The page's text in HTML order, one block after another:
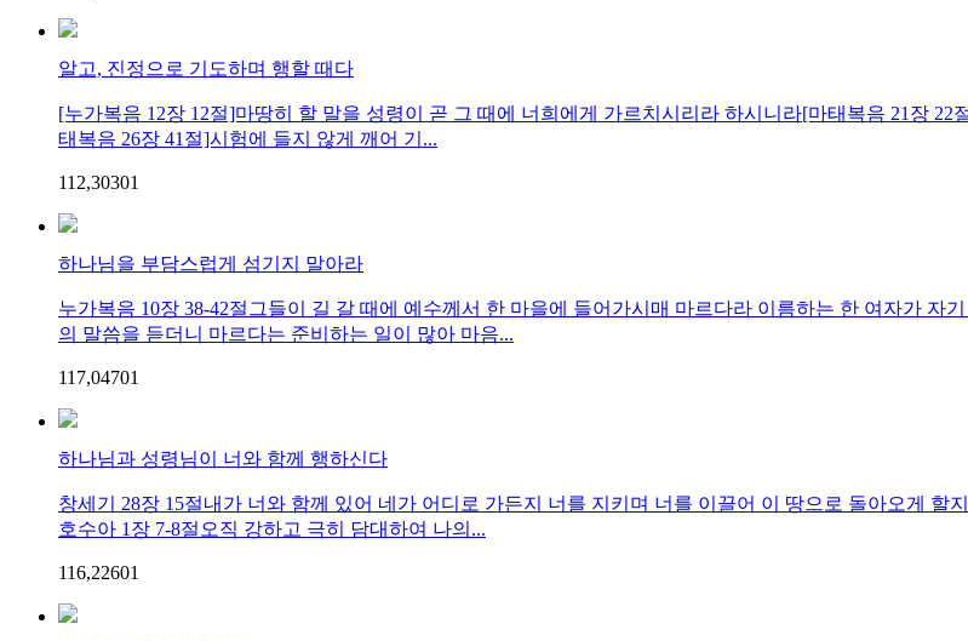
알고, 진정으로 기도하며 행할 때다
[누가복음 12장 12절]마땅히 할 말을 성령이 곧 그 때에 너희에게 가르치시리라 하시니라[마태복음 21장
태복음 26장 41절]시험에 들지 않게 깨어 기...
112,30301
하나님을 부담스럽게 섬기지 말아라
누가복음 10장 38-42절그들이 길 갈 때에 예수께서 한 마을에 들어가시매 마르다라 이름하는 한 여자가 자
의 말씀을 듣더니 마르다는 준비하는 일이 많아 마음...
117,04701
하나님과 성령님이 너와 함께 행하신다
창세기 28장 15절내가 너와 함께 있어 네가 어디로 가든지 너를 지키며 너를 이끌어 이 땅으로 돌아오게
호수아 1장 7-8절오직 강하고 극히 담대하여 나의...
116,22601